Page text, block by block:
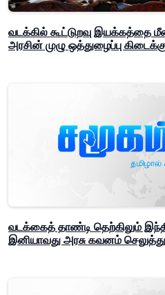
வடக்கில் கூட்டுறவு இயக்கத்தை
அரசின் முழு ஒத்துழைப்பு
வடக்கைத் தாண்டி தெற்கிலும்
இனியாவது அரசு கவனம்